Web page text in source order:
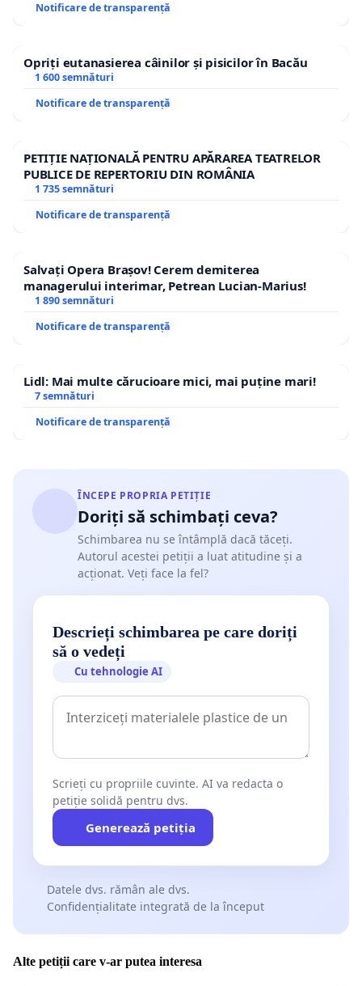
Notificare de transparență
Opriți eutanasierea câinilor și pisicilor în Bacău
1 600 semnături
Notificare de transparență
PETIȚIE NAȚIONALĂ PENTRU APĂRAREA TEATRELOR
PUBLICE DE REPERTORIU DIN ROMÂNIA
1 735 semnături
Notificare de transparență
Salvați Opera Brașov! Cerem demiterea
managerului interimar, Petrean Lucian-Marius!
1 890 semnături
Notificare de transparență
Lidl: Mai multe cărucioare mici, mai puține mari!
7 semnături
Notificare de transparență
ÎNCEPE PROPRIA PETIȚIE
Doriți să schimbați ceva?
Schimbarea nu se întâmplă dacă tăceți.
Autorul acestei petiții a luat atitudine și a
acționat. Veți face la fel?
Descrieți schimbarea pe care doriți
să o vedeți
Cu tehnologie AI
Scrieți cu propriile cuvinte. AI va redacta o
petiție solidă pentru dvs.
Generează petiția
Datele dvs. rămân ale dvs.
Confidențialitate integrată de la început
Alte petiții care v-ar putea interesa